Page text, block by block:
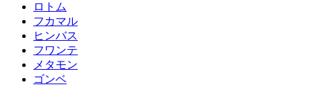
ロトム
フカマル
ヒンバス
フワンテ
メタモン
ゴンベ